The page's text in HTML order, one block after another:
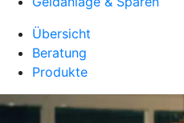
Übersicht
Beratung
Produkte